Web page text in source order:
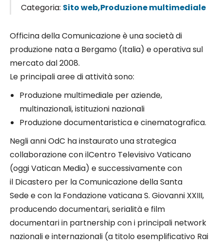
Categoria: Sito web,Produzione multimediale
Officina della Comunicazione è una società di
produzione nata a Bergamo (Italia) e operativa sul
mercato dal 2008.
Le principali aree di attività sono:
Produzione multimediale per aziende,
multinazionali, istituzioni nazionali
Produzione documentaristica e cinematografica.
Negli anni OdC ha instaurato una strategica
collaborazione con ilCentro Televisivo Vaticano
(oggi Vatican Media) e successivamente con
il Dicastero per la Comunicazione della Santa
Sede e con la Fondazione vaticana S. Giovanni XXIII,
producendo documentari, serialità e film
documentari in partnership con i principali network
nazionali e internazionali (a titolo esemplificativo Rai